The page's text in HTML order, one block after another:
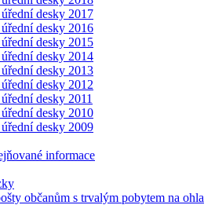
desky 2017
desky 2016
desky 2015
desky 2014
desky 2013
desky 2012
desky 2011
desky 2010
desky 2009
informace
občanům s trvalým pobytem na ohla